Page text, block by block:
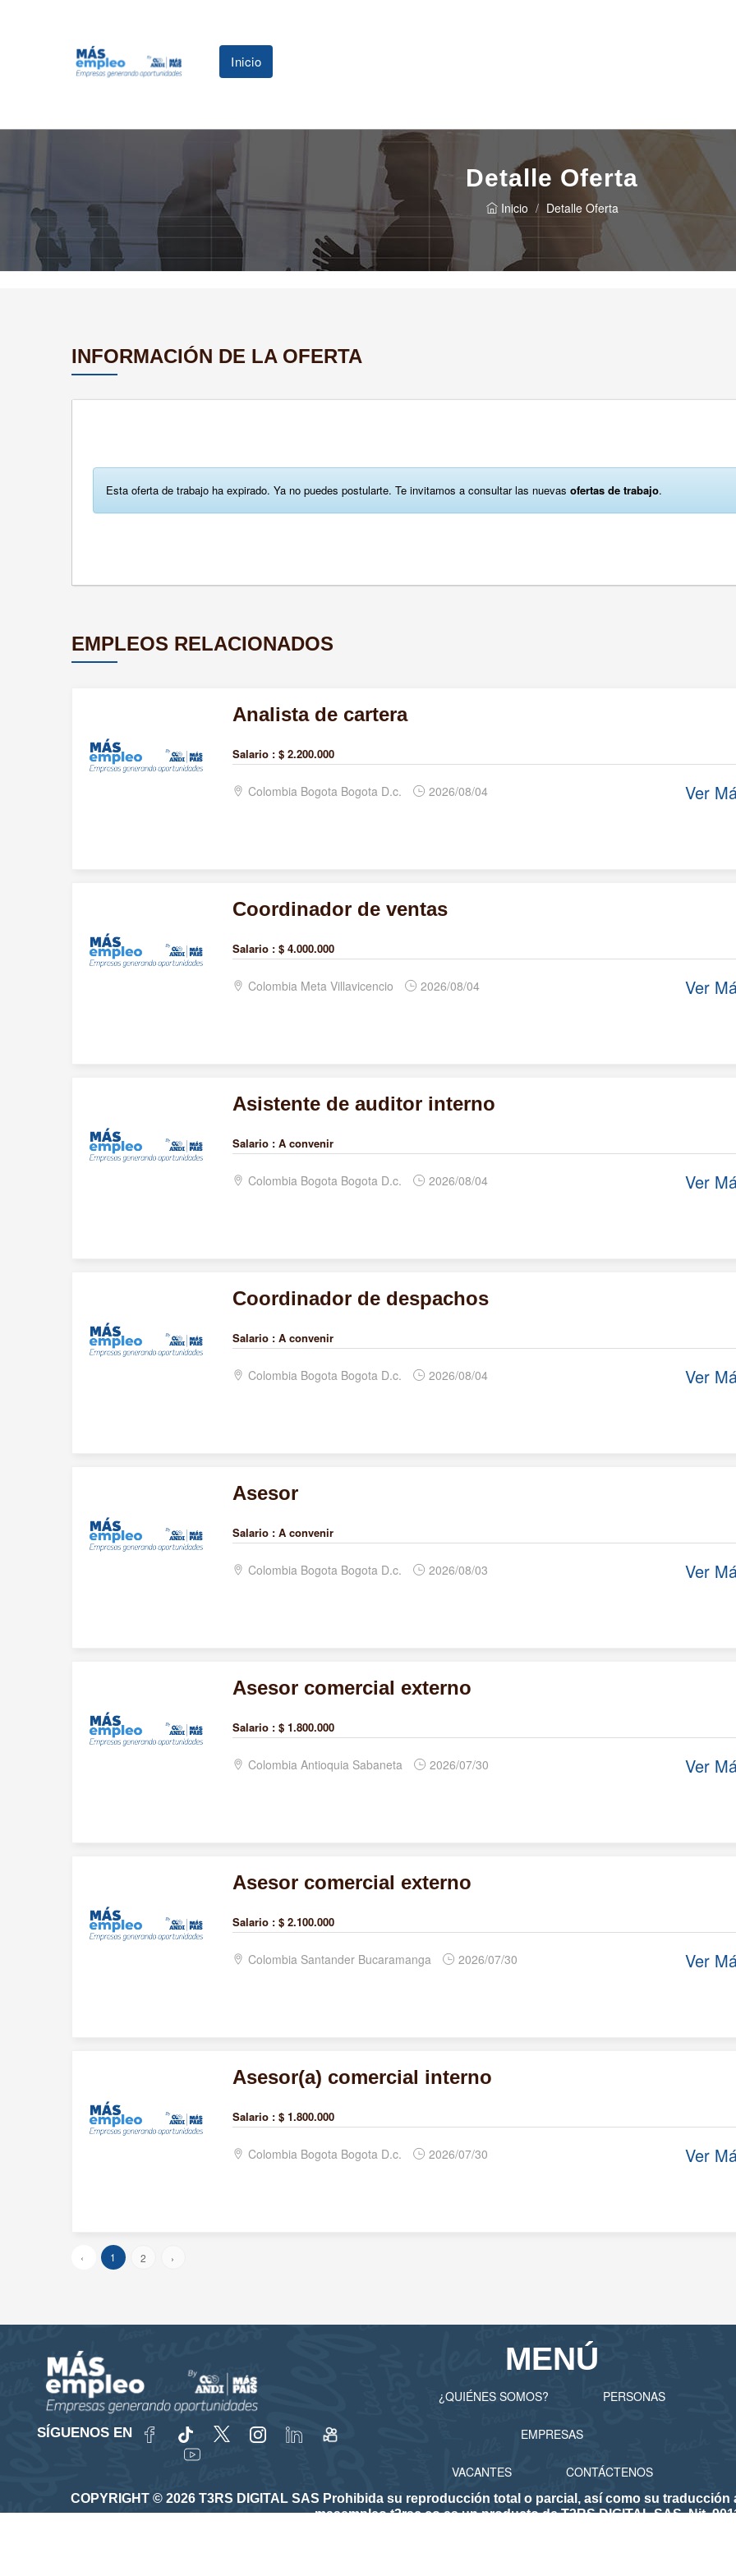
Inicio
Detalle Oferta
Inicio Detalle Oferta
INFORMACIÓN DE LA OFERTA
Esta oferta de trabajo ha expirado. Ya no puedes postularte. Te invitamos a consultar las nuevas ofertas de trabajo.
EMPLEOS RELACIONADOS
Analista de cartera
Salario : $ 2.200.000
Colombia Bogota Bogota D.c. 2026/08/04 Ver
Coordinador de ventas
Salario : $ 4.000.000
Colombia Meta Villavicencio 2026/08/04 Ver
Asistente de auditor interno
Salario : A convenir
Colombia Bogota Bogota D.c. 2026/08/04 Ver
Coordinador de despachos
Salario : A convenir
Colombia Bogota Bogota D.c. 2026/08/04 Ver
Asesor
Salario : A convenir
Colombia Bogota Bogota D.c. 2026/08/03 Ver
Asesor comercial externo
Salario : $ 1.800.000
Colombia Antioquia Sabaneta 2026/07/30 Ver
Asesor comercial externo
Salario : $ 2.100.000
Colombia Santander Bucaramanga 2026/07/30 Ver
Asesor(a) comercial interno
Salario : $ 1.800.000
Colombia Bogota Bogota D.c. 2026/07/30 Ver
‹ 1 2 ›
SÍGUENOS EN
MENÚ
¿QUIÉNES SOMOS? PERSONAS
EMPRESAS
VACANTES CONTÁCTENOS
COPYRIGHT © 2026 T3RS DIGITAL SAS Prohibida su reproducción total o parcial, así como su
masempleo.t3rsc.co es un producto de T3RS DIGITAL SAS. Nit.